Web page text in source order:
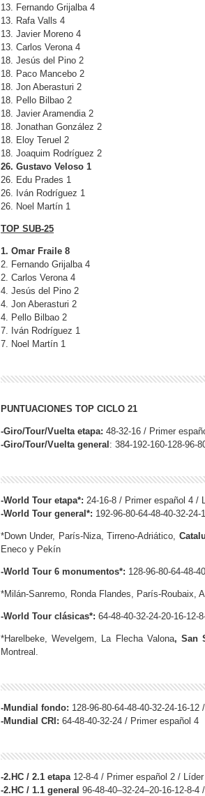
13. Fernando Grijalba 4
13. Rafa Valls 4
13. Javier Moreno 4
13. Carlos Verona 4
18. Jesús del Pino 2
18. Paco Mancebo 2
18. Jon Aberasturi 2
18. Pello Bilbao 2
18. Javier Aramendia 2
18. Jonathan González 2
18. Eloy Teruel 2
18. Joaquim Rodríguez 2
26. Gustavo Veloso 1
26. Edu Prades 1
26. Iván Rodríguez 1
26. Noel Martín 1
TOP SUB-25
1. Omar Fraile 8
2. Fernando Grijalba 4
2. Carlos Verona 4
4. Jesús del Pino 2
4. Jon Aberasturi 2
4. Pello Bilbao 2
7. Iván Rodríguez 1
7. Noel Martín 1
PUNTUACIONES TOP CICLO 21
-Giro/Tour/Vuelta etapa: 48-32-16 / Primer
-Giro/Tour/Vuelta general : 384-192-160-128-96-
-World Tour etapa*: 24-16-8 / Primer español 4 /
-World Tour general*: 192-96-80-64-48-40-32-
*Down Under, París-Niza, Tirreno-Adriático,
Eneco y Pekín
-World Tour 6 monumentos*: 128-96-80-64-48-
*Milán-Sanremo, Ronda Flandes, París-Roubaix,
-World Tour clásicas*: 64-48-40-32-24-20-16-12-
*Harelbeke, Wevelgem, La Flecha Valona, San
Montreal.
-Mundial fondo: 128-96-80-64-48-40-32-24-16-
-Mundial CRI: 64-48-40-32-24 / Primer español 4
-2.HC / 2.1 etapa12-8-4 / Primer español 2 /
-2.HC / 1.1 general 96-48-40–32-24–20-16-12-8-4